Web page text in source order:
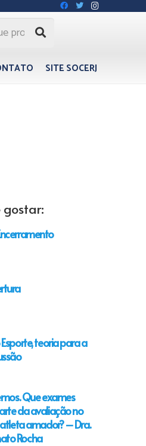
SITE SOCERJ
teoria para a
Que exames
da avaliação no
amador? – Dra.
Rocha